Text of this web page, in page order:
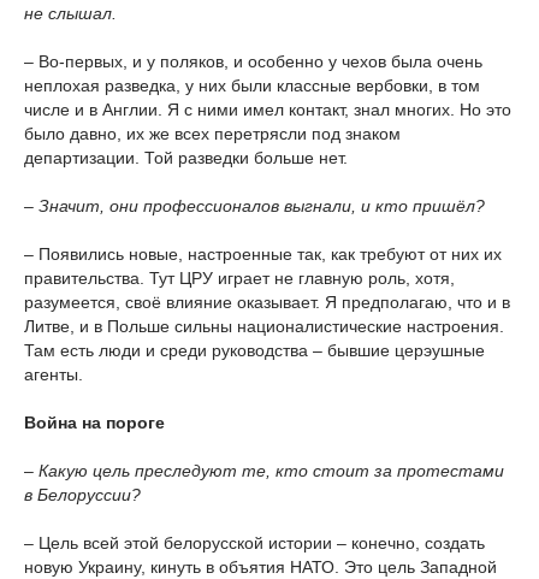
не слышал.
– Во-первых, и у поляков, и особенно у чехов была очень
неплохая разведка, у них были классные вербовки, в том
числе и в Англии. Я с ними имел контакт, знал многих. Но это
было давно, их же всех перетрясли под знаком
департизации. Той разведки больше нет.
– Значит, они профессионалов выгнали, и кто пришёл?
– Появились новые, настроенные так, как требуют от них их
правительства. Тут ЦРУ играет не главную роль, хотя,
разумеется, своё влияние оказывает. Я предполагаю, что и в
Литве, и в Польше сильны националистические настроения.
Там есть люди и среди руководства – бывшие церэушные
агенты.
Война на пороге
– Какую цель преследуют те, кто стоит за протестами
в Белоруссии?
– Цель всей этой белорусской истории – конечно, создать
новую Украину, кинуть в объятия НАТО. Это цель Западной